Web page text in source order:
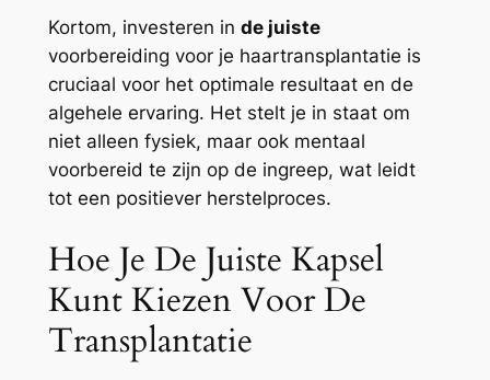
Kortom, investeren in de juiste
voorbereiding voor je haartransplantatie is
cruciaal voor het optimale resultaat en de
algehele ervaring. Het stelt je in staat om
niet alleen fysiek, maar ook mentaal
voorbereid te zijn op de ingreep, wat leidt
tot een positiever herstelproces.
Hoe Je De Juiste Kapsel
Kunt Kiezen Voor De
Transplantatie